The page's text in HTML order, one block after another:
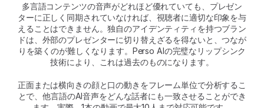
多言語コンテンツの音声がどれほど優れていても、プレゼン
ターに正しく同期されていなければ、視聴者に適切な印象を与
えることはできません。独自のアイデンティティを持つブラン
ドは、外部のプレゼンターに切り替えざるを得ないと、つなが
りを築くのが難しくなります。Perso AIの完璧なリップシンク
技術により、これは過去のものになります。
正面または横向きの顔と口の動きをフレーム単位で分析するこ
とで、他言語のAI音声をどんな話者にも一致させることができ